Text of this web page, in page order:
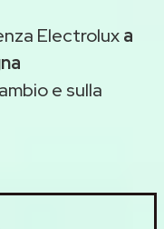
Electroluxa
e sulla